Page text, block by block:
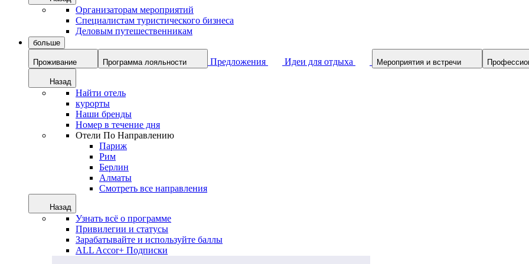
Организаторам мероприятий
Специалистам туристического бизнеса
Деловым путешественникам
больше
Проживание Программа лояльности Предложения Идеи для отдыха Мероприятия и встречи
Назад
Найти отель
курорты
Наши бренды
Номер в течение дня
Отели По Направлению
Париж
Рим
Берлин
Алматы
Смотреть все направления
Назад
Узнать всё о программе
Привилегии и статусы
Зарабатывайте и используйте баллы
ALL Accor+ Подписки